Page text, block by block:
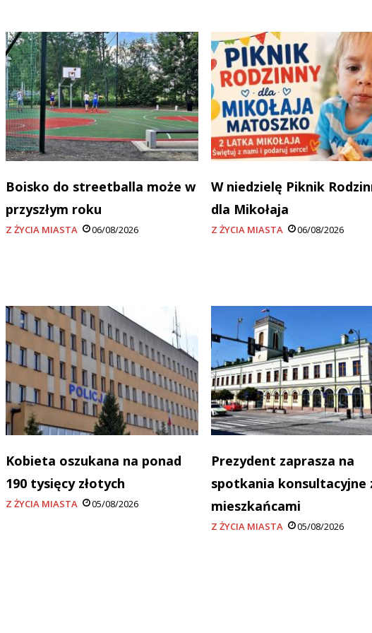
Boisko do streetballa może w
przyszłym roku
Z ŻYCIA MIASTA 06/08/2026
W niedzielę Piknik
dla Mikołaja
Z ŻYCIA MIASTA 06/08/2026
Kobieta oszukana na ponad
190 tysięcy złotych
Z ŻYCIA MIASTA 05/08/2026
Prezydent zaprasza na
spotkania konsultacyjne
mieszkańcami
Z ŻYCIA MIASTA 05/08/2026